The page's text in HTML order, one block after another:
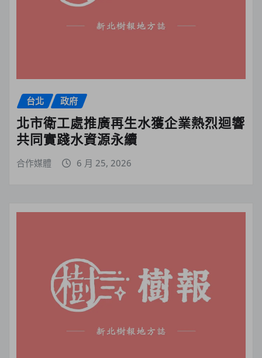
台北 政府
北市衛工處推廣再生水獲企業熱烈迴響
共同實踐水資源永續
合作媒體 6 月 25, 2026